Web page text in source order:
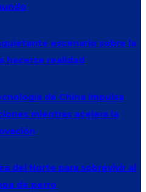
escenario sobre la
hacerse realidad
de China impulsa
mientras acelera la
del Norte para sobrevivir al
de perro